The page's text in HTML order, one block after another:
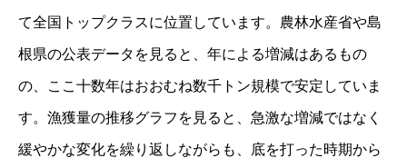
て全国トップクラスに位置しています。農林水産省や島
根県の公表データを見ると、年による増減はあるもの
の、ここ十数年はおおむね数千トン規模で安定していま
す。漁獲量の推移グラフを見ると、急激な増減ではなく
緩やかな変化を繰り返しながらも、底を打った時期から